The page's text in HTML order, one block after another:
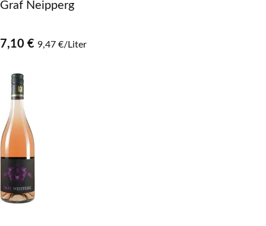
Graf Neipperg
7,10 € 9,47 €/Liter